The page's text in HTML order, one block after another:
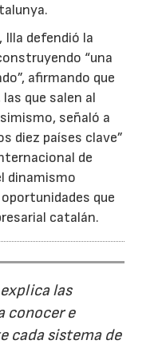
defendió la
“una
afirmando que
que salen al
señaló a
diez países clave”
de
dinamismo
que
catalán.
las
conocer e
cada sistema de